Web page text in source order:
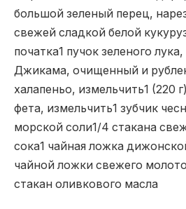
большой зеленый перец,
свежей сладкой белой
початка1 пучок зеленого
Джикама, очищенный и
халапеньо, измельчить1 (220
фета, измельчить1 зубчик
морской соли1/4 стакана
сока1 чайная ложка
чайной ложки свежего
стакан оливкового масла